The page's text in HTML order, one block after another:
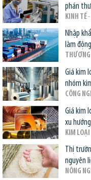
phán
KINH TẾ-
Nhập
làm
Giá kim
nhóm
CÔNG
Giá kim
xu
KIM LOẠI
Thị
nguyên
NÔNG